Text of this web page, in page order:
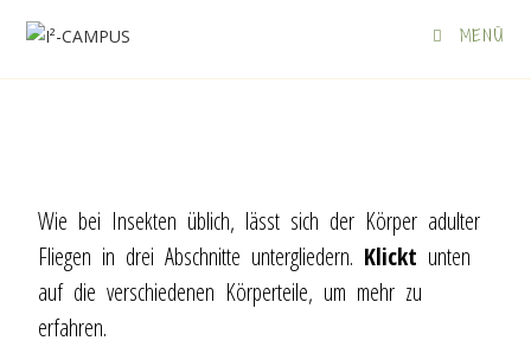
MENÜ
Wie bei Insekten üblich, lässt sich der Körper adulter
Fliegen in drei Abschnitte untergliedern. Klickt unten
auf die verschiedenen Körperteile, um mehr zu
erfahren.